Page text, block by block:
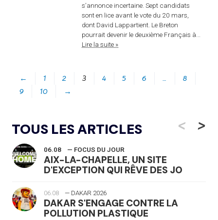
s’annonce incertaine. Sept candidats
sont en lice avant le vote du 20 mars,
dont David Lappartient. Le Breton
pourrait devenir le deuxième Français à...
Lire la suite »
← 1 2 3 4 5 6 …
8
9
10 →
TOUS LES ARTICLES <
06.08 — FOCUS DU JOUR
AIX-LA-CHAPELLE, UN SITE
D'EXCEPTION QUI RÊVE DES JO
06.08 — DAKAR 2026
DAKAR S'ENGAGE CONTRE LA
POLLUTION PLASTIQUE
>